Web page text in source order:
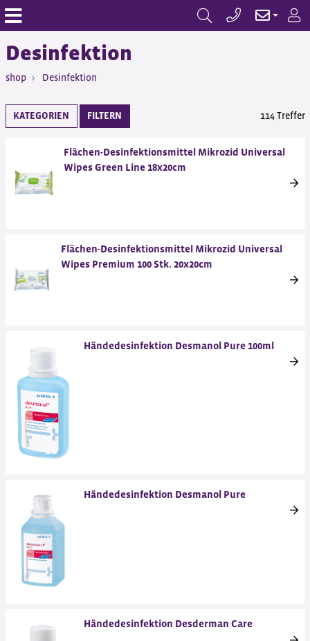
Desinfektion
shop Desinfektion
KATEGORIEN FILTERN 114 Treffer
Flächen-Desinfektionsmittel Mikrozid Universal
Wipes Green Line 18x20cm
Flächen-Desinfektionsmittel Mikrozid Universal
Wipes Premium 100 Stk. 20x20cm
Händedesinfektion Desmanol Pure 100ml
Händedesinfektion Desmanol Pure
Händedesinfektion Desderman Care